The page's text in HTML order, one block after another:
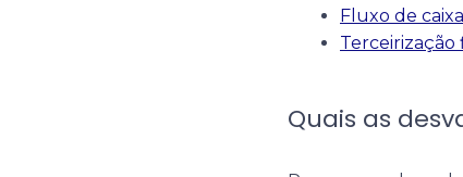
Fluxo de
Terceirização
Quais as